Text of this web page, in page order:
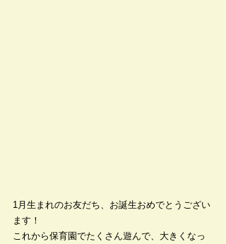
1月生まれのお友だち、お誕生おめでとうござい
ます！
これから保育園でたくさん遊んで、大きくなっ